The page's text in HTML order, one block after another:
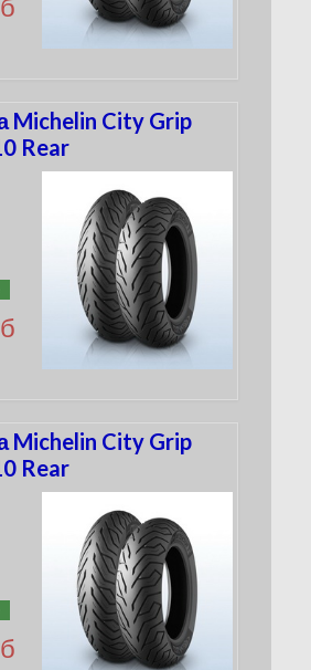
Michelin City Grip
Rear
Michelin City Grip
Rear